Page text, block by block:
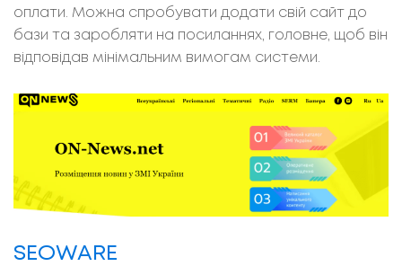
оплати. Можна спробувати додати свій сайт до
бази та заробляти на посиланнях, головне, щоб він
відповідав мінімальним вимогам системи.
SEOWARE